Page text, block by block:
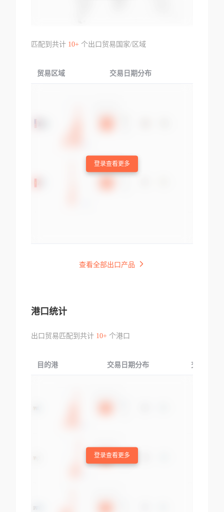
匹配到共计 10+个出口贸易国家/区域
贸易区域 交易日期分布
登录查看更多
查看全部出口产品
港口统计
出口贸易匹配到共计 10+个港口
目的港 交易日期分布 交易产品
登录查看更多